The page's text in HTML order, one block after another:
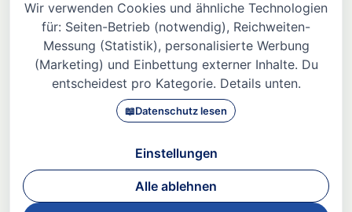
Weiterlesen »